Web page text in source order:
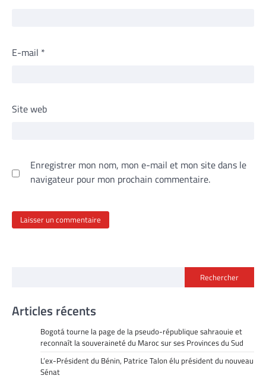
E-mail *
Site web
Enregistrer mon nom, mon e-mail et mon site dans le
navigateur pour mon prochain commentaire.
Rechercher
Articles récents
Bogotá tourne la page de la pseudo-république sahraouie et
reconnaît la souveraineté du Maroc sur ses Provinces du Sud
L’ex-Président du Bénin, Patrice Talon élu président du nouveau
Sénat